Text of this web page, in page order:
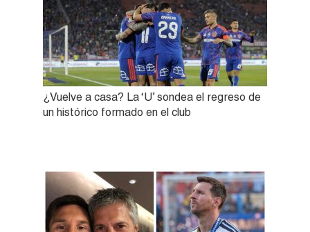
¿Vuelve a casa? La ‘U’ sondea el regreso de
un histórico formado en el club